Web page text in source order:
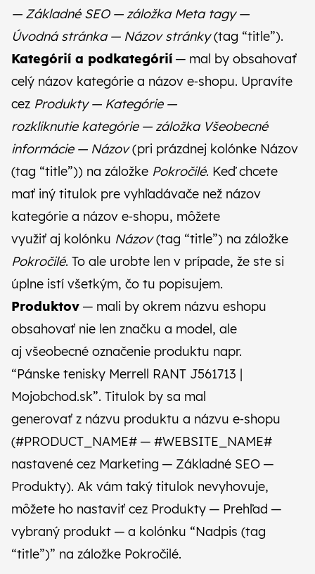
— Základné SEO — záložka Meta tagy —
Úvodná stránka — Názov stránky(tag “title”).
Kategórií a podkategórií — mal by obsahovať
celý názov kategórie a názov e‑shopu. Upravíte
cez Produkty — Kategórie —
rozkliknutie kategórie — záložka Všeobecné
informácie — Názov(pri prázdnej kolónke Názov
(tag “title”)) na záložke Pokročilé. Keď chcete
mať iný titulok pre vyhľadávače než názov
kategórie a názov e‑shopu, môžete
využiť aj kolónku Názov(tag “title”) na záložke
Pokročilé. To ale urobte len v prípade, že ste si
úplne istí všetkým, čo tu popisujem.
Produktov — mali by okrem názvu eshopu
obsahovať nie len značku a model, ale
aj všeobecné označenie produktu napr.
“Pánske tenisky Merrell RANT J561713 |
Mojobchod.sk”. Titulok by sa mal
generovať z názvu produktu a názvu e‑shopu
(#PRODUCT_NAME# — #WEBSITE_NAME#
nastavené cez Marketing — Základné SEO —
Produkty). Ak vám taký titulok nevyhovuje,
môžete ho nastaviť cez Produkty — Prehľad —
vybraný produkt — a kolónku “Nadpis (tag
“title”)” na záložke Pokročilé.